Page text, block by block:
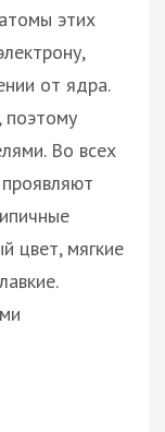
этих
от ядра.
поэтому
Во всех
цвет, мягкие